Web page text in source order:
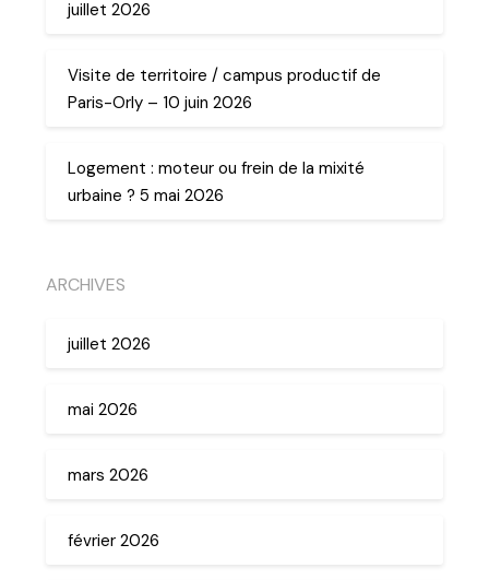
juillet 2026
Visite de territoire / campus productif de
Paris-Orly – 10 juin 2026
Logement : moteur ou frein de la mixité
urbaine ? 5 mai 2026
ARCHIVES
juillet 2026
mai 2026
mars 2026
février 2026